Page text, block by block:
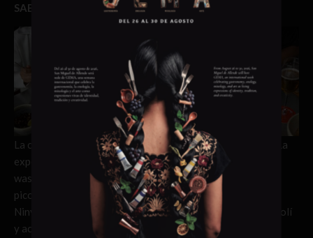
SABORES THE EXPERIENCER
La carta es corta y contundente, no se andan con rodeos. La
experiencia comienza con las salsas, como la interesante
wasmole, elaborada con wasabi y aguacate, con un ligero
picor que invita a bañar cualquier platillo, como los tacos
Ninya, que llevan Rib Eye y van bañados con salsa de ajonjolí
y acompañados de chiles toreados.